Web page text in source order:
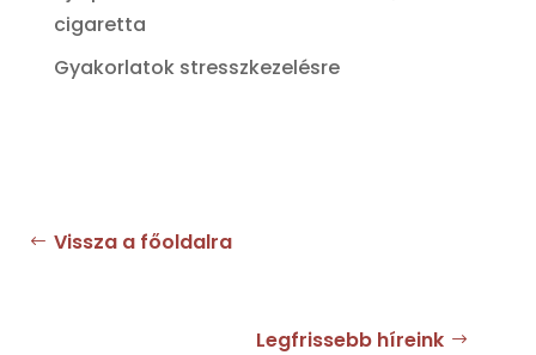
cigaretta
Gyakorlatok stresszkezelésre
Vissza a főoldalra
Legfrissebb híreink